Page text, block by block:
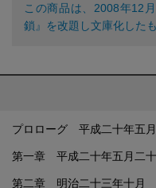
この商品は、2008年12
鎖』を改題し文庫化したも
プロローグ 平成二十年五
第一章 平成二十年五月二
第二章 明治二十三年十月